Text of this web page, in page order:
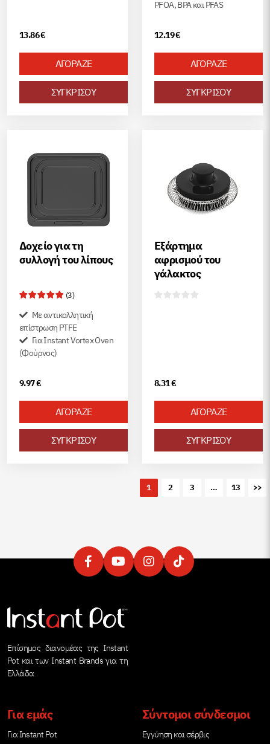
13.86€
ΑΓΟΡΑΖΕ
ΣΥΓΚΡΙΣΟΥ
PFAS
PFOA, BPA και PFAS
12.19€
ΑΓΟΡΑΖΕ
ΣΥΓΚΡΙΣΟΥ
Δοχείο για τη
συλλογή του λίπους
(3)
Με αντικολλητική
επίστρωση PTFE
Για Instant Vortex Oven
(Φούρνος)
9.97€
ΑΓΟΡΑΖΕ
ΣΥΓΚΡΙΣΟΥ
Εξάρτημα
αφρισμού του
γάλακτος
8.31€
ΑΓΟΡΑΖΕ
ΣΥΓΚΡΙΣΟΥ
1 2 3 … 13 >>
Επίσημος διανομέας της Instant
Pot και των Instant Brands για τη
Ελλάδα
Για εμάς
Για Instant Pot
Σύντομοι σύνδεσμοι
Εγγύηση και σέρβις